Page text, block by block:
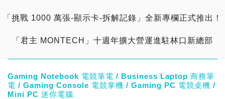
「挑戰 1000 萬張-顯示卡-拆解記錄」全新專欄正式推出！
「君主 MONTECH」十週年擴大營運進駐林口新總部
Gaming Notebook 電競筆電 / Business Laptop 商務筆
電 / Gaming Console 電競掌機 / Gaming PC 電競桌機 /
Mini PC 迷你電腦